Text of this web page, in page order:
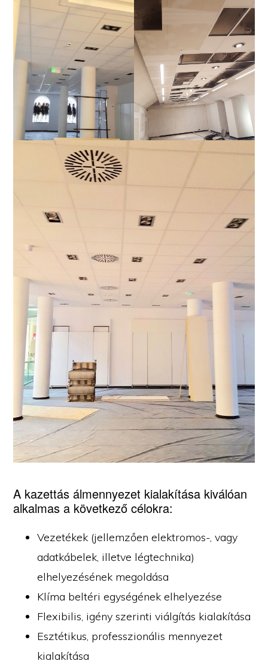
A kazettás álmennyezet kialakítása kiválóan
alkalmas a következő célokra:
Vezetékek (jellemzően elektromos-, vagy
adatkábelek, illetve légtechnika)
elhelyezésének megoldása
Klíma beltéri egységének elhelyezése
Flexibilis, igény szerinti viálgítás kialakítása
Esztétikus, professzionális mennyezet
kialakítása